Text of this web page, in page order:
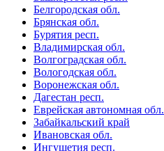
Белгородская обл.
Брянская обл.
Бурятия респ.
Владимирская обл.
Волгоградская обл.
Вологодская обл.
Воронежская обл.
Дагестан респ.
Еврейская автономная обл.
Забайкальский край
Ивановская обл.
Ингушетия респ.